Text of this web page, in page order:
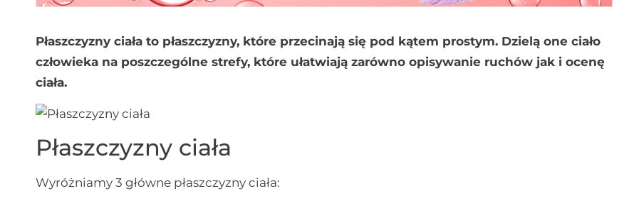
Płaszczyzny ciała to płaszczyzny, które przecinają się pod kątem prostym. Dzielą one ciało
człowieka na poszczególne strefy, które ułatwiają zarówno opisywanie ruchów jak i ocenę
ciała.
Płaszczyzny ciała
Wyróżniamy 3 główne płaszczyzny ciała: